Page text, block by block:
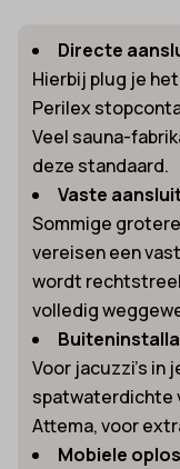
Directe
Hierbij plug je
Perilex
Veel sauna-
deze standaard.
Vaste
Sommige
vereisen een
wordt
volledig
Voor jacuzzi’s in
spatwaterdichte
Attema, voor
Mobiele